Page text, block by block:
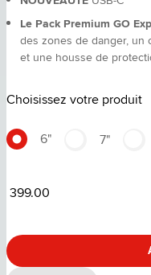
Le Pack Premium GO
des zones de danger, un
et une housse de
Choisissez votre produit
6" 7"
399.00